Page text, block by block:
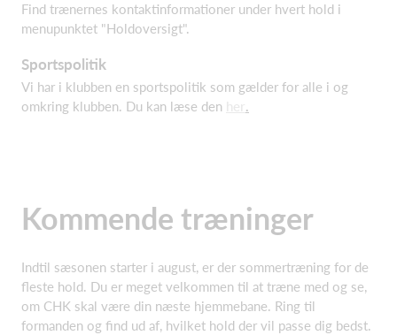
Find trænernes kontaktinformationer under hvert hold i
menupunktet "Holdoversigt".
Sportspolitik
Vi har i klubben en sportspolitik som gælder for alle i og
omkring klubben. Du kan læse den
.
Kommende træninger
Indtil sæsonen starter i august, er der sommertræning for de
fleste hold. Du er meget velkommen til at træne med og se,
om CHK skal være din næste hjemmebane. Ring til
formanden og find ud af, hvilket hold der vil passe dig bedst.